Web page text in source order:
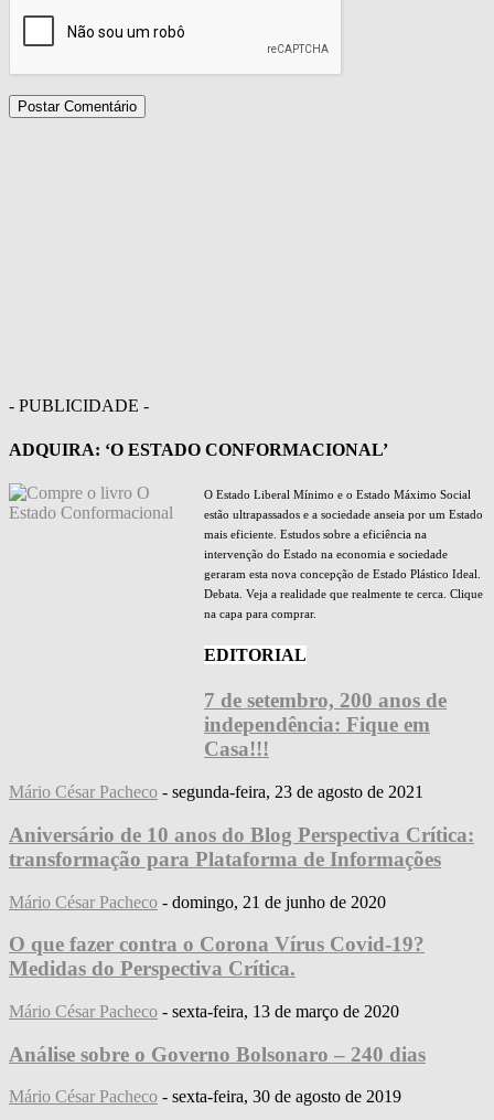
- PUBLICIDADE -
ADQUIRA: ‘O ESTADO CONFORMACIONAL’
O Estado Liberal Mínimo e o Estado Máximo Social
estão ultrapassados e a sociedade anseia por um Estado
mais eficiente. Estudos sobre a eficiência na
intervenção do Estado na economia e sociedade
geraram esta nova concepção de Estado Plástico Ideal.
Debata. Veja a realidade que realmente te cerca. Clique
na capa para comprar.
EDITORIAL
7 de setembro, 200 anos de
independência: Fique em
Casa!!!
Mário César Pacheco - segunda-feira, 23 de agosto de 2021
Aniversário de 10 anos do Blog Perspectiva Crítica:
transformação para Plataforma de Informações
Mário César Pacheco - domingo, 21 de junho de 2020
O que fazer contra o Corona Vírus Covid-19?
Medidas do Perspectiva Crítica.
Mário César Pacheco - sexta-feira, 13 de março de 2020
Análise sobre o Governo Bolsonaro – 240 dias
Mário César Pacheco - sexta-feira, 30 de agosto de 2019